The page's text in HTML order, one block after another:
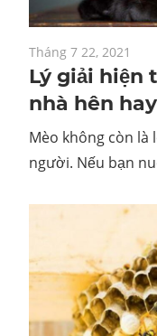
Tháng 7 22, 2021
Lý giải hiện
nhà hên
Mèo không còn là
người. Nếu bạn